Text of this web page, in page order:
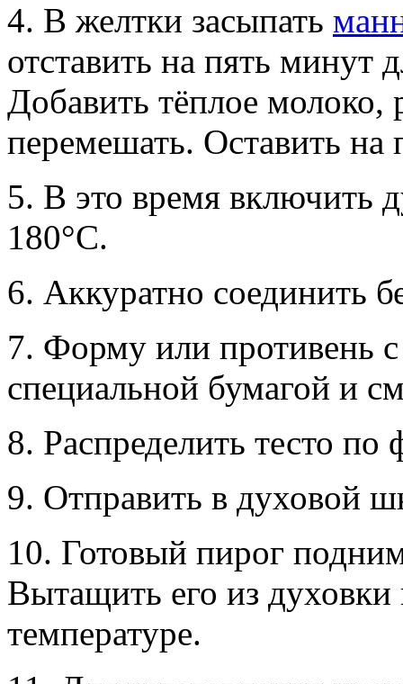
4. В желтки засыпать
отставить на пять минут
Добавить тёплое молоко,
перемешать. Оставить на
5. В это время включить
180°С.
6. Аккуратно соединить
7. Форму или противень
специальной бумагой и
8. Распределить тесто по
9. Отправить в духовой
10. Готовый пирог
Вытащить его из
температуре.